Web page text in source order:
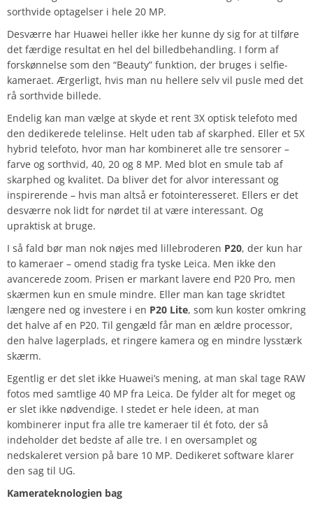
sorthvide optagelser i hele 20 MP.
Desværre har Huawei heller ikke her kunne dy sig for at tilføre
det færdige resultat en hel del billedbehandling. I form af
forskønnelse som den “Beauty” funktion, der bruges i selfie-
kameraet. Ærgerligt, hvis man nu hellere selv vil pusle med det
rå sorthvide billede.
Endelig kan man vælge at skyde et rent 3X optisk telefoto med
den dedikerede telelinse. Helt uden tab af skarphed. Eller et 5X
hybrid telefoto, hvor man har kombineret alle tre sensorer –
farve og sorthvid, 40, 20 og 8 MP. Med blot en smule tab af
skarphed og kvalitet. Da bliver det for alvor interessant og
inspirerende – hvis man altså er fotointeresseret. Ellers er det
desværre nok lidt for nørdet til at være interessant. Og
upraktisk at bruge.
I så fald bør man nok nøjes med lillebroderen P20, der kun har
to kameraer – omend stadig fra tyske Leica. Men ikke den
avancerede zoom. Prisen er markant lavere end P20 Pro, men
skærmen kun en smule mindre. Eller man kan tage skridtet
længere ned og investere i en P20 Lite, som kun koster omkring
det halve af en P20. Til gengæld får man en ældre processor,
den halve lagerplads, et ringere kamera og en mindre lysstærk
skærm.
Egentlig er det slet ikke Huawei’s mening, at man skal tage RAW
fotos med samtlige 40 MP fra Leica. De fylder alt for meget og
er slet ikke nødvendige. I stedet er hele ideen, at man
kombinerer input fra alle tre kameraer til ét foto, der så
indeholder det bedste af alle tre. I en oversamplet og
nedskaleret version på bare 10 MP. Dedikeret software klarer
den sag til UG.
Kamerateknologien bag